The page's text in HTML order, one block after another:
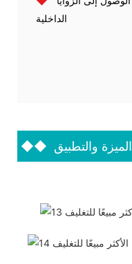
◆◆ الميزة والتطبيق